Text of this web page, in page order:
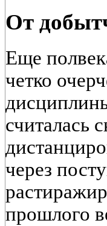
От
Еще
четко
считалась
через
прошлого